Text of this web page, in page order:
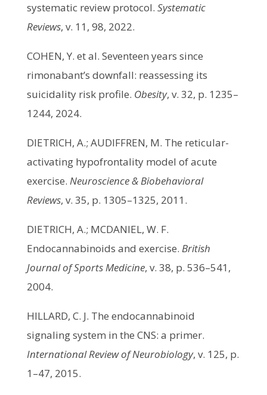
systematic review protocol. Systematic
Reviews, v. 11, 98, 2022.
COHEN, Y. et al. Seventeen years since
rimonabant’s downfall: reassessing its
suicidality risk profile. Obesity, v. 32, p. 1235–
1244, 2024.
DIETRICH, A.; AUDIFFREN, M. The reticular-
activating hypofrontality model of acute
exercise. Neuroscience & Biobehavioral
Reviews, v. 35, p. 1305–1325, 2011.
DIETRICH, A.; MCDANIEL, W. F.
Endocannabinoids and exercise. British
Journal of Sports Medicine, v. 38, p. 536–541,
2004.
HILLARD, C. J. The endocannabinoid
signaling system in the CNS: a primer.
International Review of Neurobiology, v. 125, p.
1–47, 2015.